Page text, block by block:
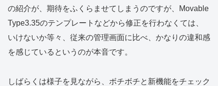
の紹介が、期待をふくらませてしまうのですが、Movable
Type3.35のテンプレートなどから修正を行わなくては、
いけないか等々、従来の管理画面に比べ、かなりの違和感
を感じているというのが本音です。
しばらくは様子を見ながら、ボチボチと新機能をチェック